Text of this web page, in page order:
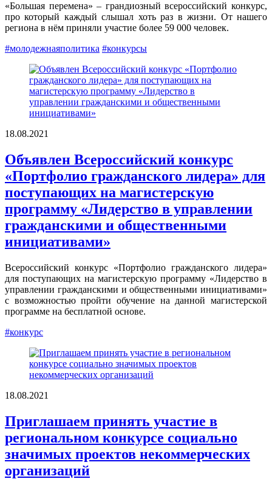
«Большая перемена» – грандиозный всероссийский конкурс,
про который каждый слышал хоть раз в жизни. От нашего
региона в нём приняли участие более 59 000 человек.
#молодежнаяполитика #конкурсы
18.08.2021
Объявлен Всероссийский конкурс
«Портфолио гражданского лидера» для
поступающих на магистерскую
программу «Лидерство в управлении
гражданскими и общественными
инициативами»
Всероссийский конкурс «Портфолио гражданского лидера»
для поступающих на магистерскую программу «Лидерство в
управлении гражданскими и общественными инициативами»
с возможностью пройти обучение на данной магистерской
программе на бесплатной основе.
#конкурс
18.08.2021
Приглашаем принять участие в
региональном конкурсе социально
значимых проектов некоммерческих
организаций